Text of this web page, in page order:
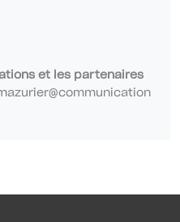
et les partenaires